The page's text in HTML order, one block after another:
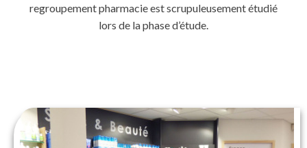
regroupement pharmacie est scrupuleusement étudié
lors de la phase d’étude.